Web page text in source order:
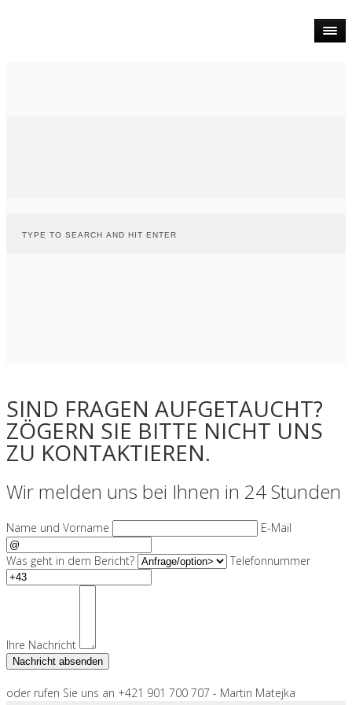
SIND FRAGEN AUFGETAUCHT?
ZÖGERN SIE BITTE NICHT UNS
ZU KONTAKTIEREN.
Wir melden uns bei Ihnen in 24 Stunden
Name und Vorname E-Mail
Was geht in dem Bericht? Telefonnummer
Ihre Nachricht
oder rufen Sie uns an +421 901 700 707 - Martin Matejka